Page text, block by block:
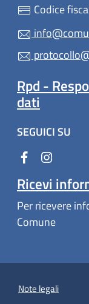
Codice
Rpd -
dati
SEGUICI SU
Ricevi
Per ricevere
Comune
Note legali